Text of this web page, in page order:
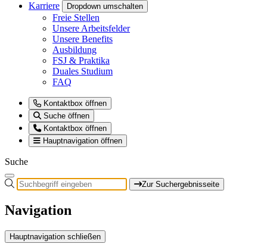
Karriere
Dropdown umschalten
Freie Stellen
Unsere Arbeitsfelder
Unsere Benefits
Ausbildung
FSJ & Praktika
Duales Studium
FAQ
Kontaktbox öffnen
Suche öffnen
Kontaktbox öffnen
Hauptnavigation öffnen
Suche
Zur Suchergebnisseite
Navigation
Hauptnavigation schließen